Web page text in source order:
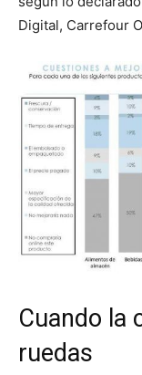
Digital, Carrefour
Cuando la
ruedas